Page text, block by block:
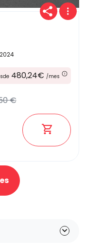
2024
480,24€ /mes
€